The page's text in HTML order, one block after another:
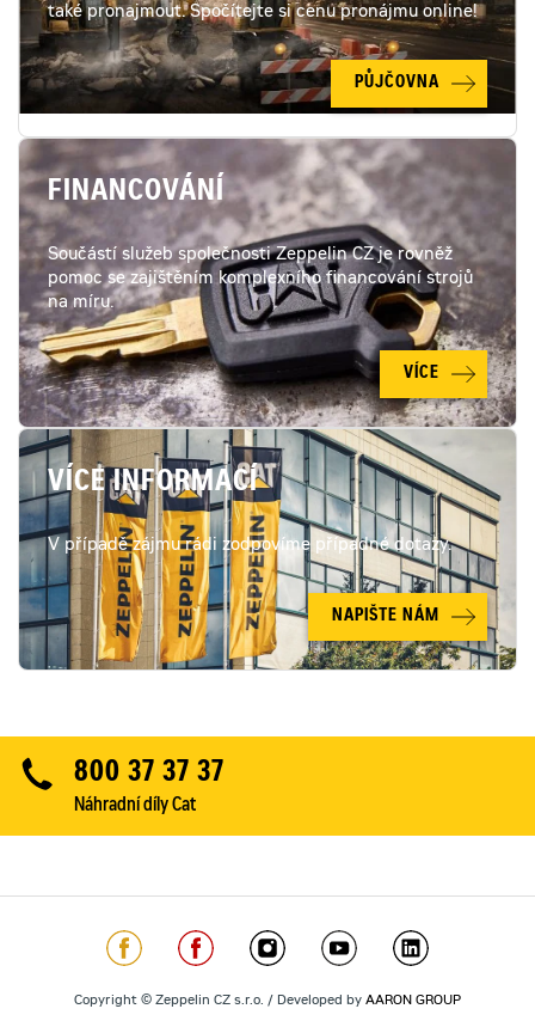
také pronajmout. Spočítejte si cenu pronájmu online!
PŮJČOVNA
FINANCOVÁNÍ
Součástí služeb společnosti Zeppelin CZ je rovněž
pomoc se zajištěním komplexního financování strojů
na míru.
VÍCE
VÍCE INFORMACÍ
V případě zájmu rádi zodpovíme případné dotazy.
NAPIŠTE NÁM
800 37 37 37
Náhradní díly Cat
Copyright © Zeppelin CZ s.r.o. / Developed by AARON GROUP